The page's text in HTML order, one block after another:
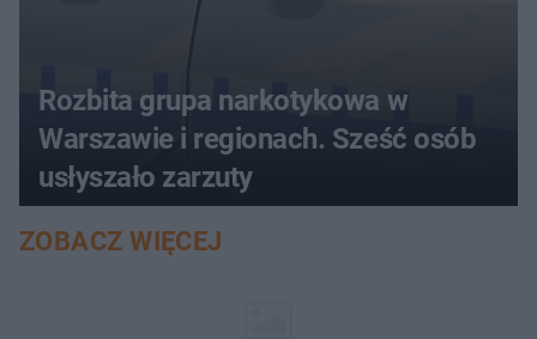
Rozbita grupa narkotykowa w
Warszawie i regionach. Sześć osób
usłyszało zarzuty
ZOBACZ WIĘCEJ